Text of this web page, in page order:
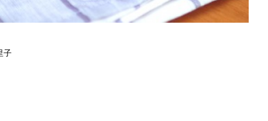
子